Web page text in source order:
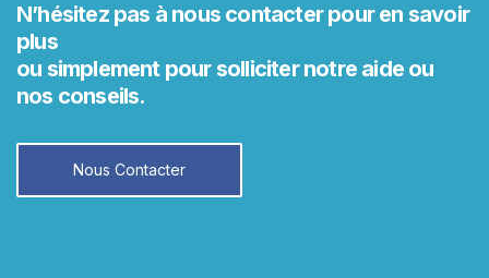
N’hésitez pas à nous contacter pour en savoir
plus
ou simplement pour solliciter notre aide ou
nos conseils.
Nous Contacter